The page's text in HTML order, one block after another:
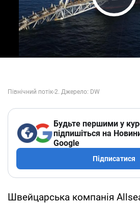
Play
Будьте першими у
підпишіться на
Google
Підписатися
Швейцарська компанія